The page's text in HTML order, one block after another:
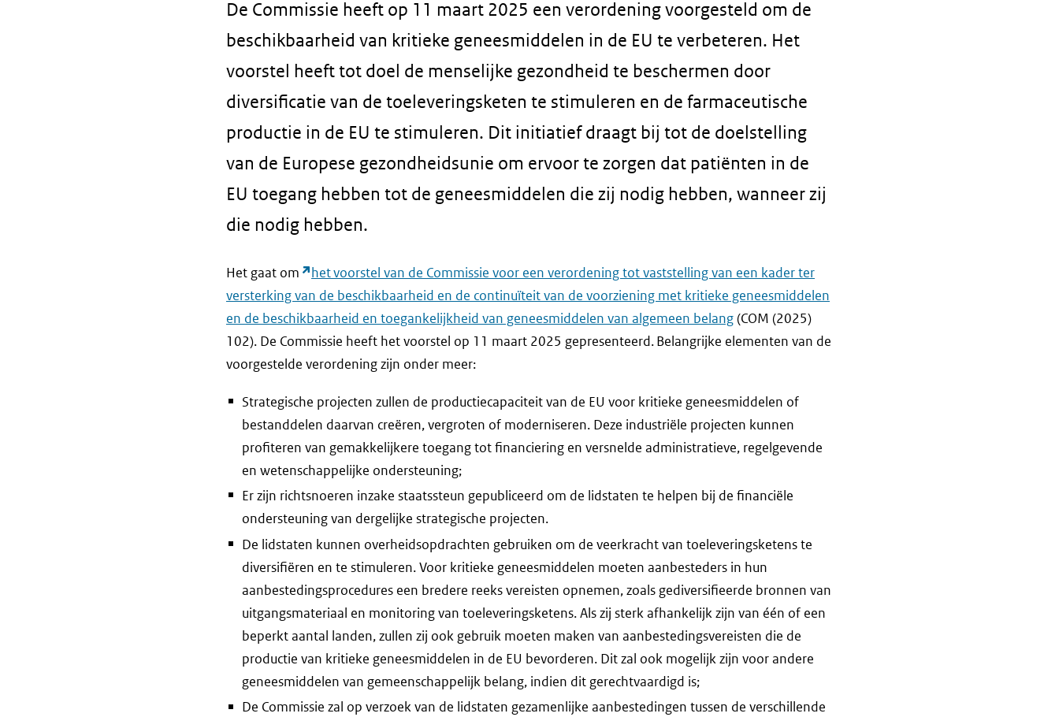
De Commissie heeft op 11 maart 2025 een verordening voorgesteld om de
beschikbaarheid van kritieke geneesmiddelen in de EU te verbeteren. Het
voorstel heeft tot doel de menselijke gezondheid te beschermen door
diversificatie van de toeleveringsketen te stimuleren en de farmaceutische
productie in de EU te stimuleren. Dit initiatief draagt bij tot de doelstelling
van de Europese gezondheidsunie om ervoor te zorgen dat patiënten in de
EU toegang hebben tot de geneesmiddelen die zij nodig hebben, wanneer zij
die nodig hebben.
Het gaat om
het voorstel van de Commissie voor een verordening tot vaststelling van een kader ter
versterking van de beschikbaarheid en de continuïteit van de voorziening met kritieke geneesmiddelen
en de beschikbaarheid en toegankelijkheid van geneesmiddelen van algemeen belang(COM (2025)
102). De Commissie heeft het voorstel op 11 maart 2025 gepresenteerd. Belangrijke elementen van de
voorgestelde verordening zijn onder meer:
Strategische projecten zullen de productiecapaciteit van de EU voor kritieke geneesmiddelen of
bestanddelen daarvan creëren, vergroten of moderniseren. Deze industriële projecten kunnen
profiteren van gemakkelijkere toegang tot financiering en versnelde administratieve, regelgevende
en wetenschappelijke ondersteuning;
Er zijn richtsnoeren inzake staatssteun gepubliceerd om de lidstaten te helpen bij de financiële
ondersteuning van dergelijke strategische projecten.
De lidstaten kunnen overheidsopdrachten gebruiken om de veerkracht van toeleveringsketens te
diversifiëren en te stimuleren. Voor kritieke geneesmiddelen moeten aanbesteders in hun
aanbestedingsprocedures een bredere reeks vereisten opnemen, zoals gediversifieerde bronnen van
uitgangsmateriaal en monitoring van toeleveringsketens. Als zij sterk afhankelijk zijn van één of een
beperkt aantal landen, zullen zij ook gebruik moeten maken van aanbestedingsvereisten die de
productie van kritieke geneesmiddelen in de EU bevorderen. Dit zal ook mogelijk zijn voor andere
geneesmiddelen van gemeenschappelijk belang, indien dit gerechtvaardigd is;
De Commissie zal op verzoek van de lidstaten gezamenlijke aanbestedingen tussen de verschillende